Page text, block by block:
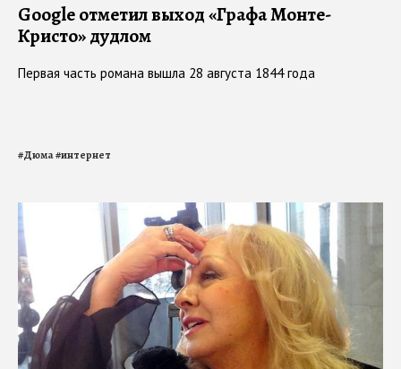
Google отметил выход «Графа Монте-
Кристо» дудлом
Первая часть романа вышла 28 августа 1844 года
#Дюма#интернет